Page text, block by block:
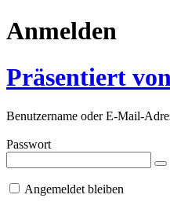
Anmelden
Präsentiert
Benutzername oder E-Mail-
Passwort
Angemeldet bleiben